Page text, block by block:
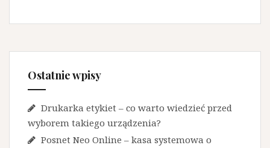
Ostatnie wpisy
Drukarka etykiet – co warto wiedzieć przed
wyborem takiego urządzenia?
Posnet Neo Online – kasa systemowa o